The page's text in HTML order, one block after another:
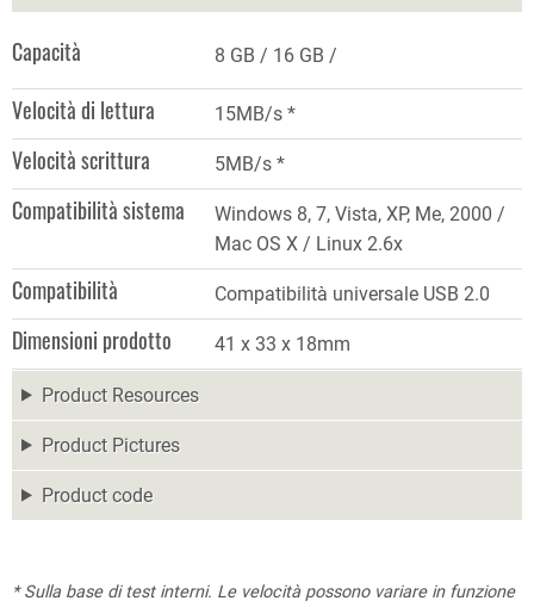
Capacità 8 GB 16 GB
Velocità di lettura 15MB/s *
Velocità scrittura 5MB/s *
Compatibilità sistema
Windows 8, 7, Vista, XP, Me, 2000 /
Mac OS X / Linux 2.6x
Compatibilità Compatibilità universale USB 2.0
Dimensioni prodotto 41 x 33 x 18mm
Product Resources
Product Pictures
Product code
* Sulla base di test interni. Le velocità possono variare in funzione